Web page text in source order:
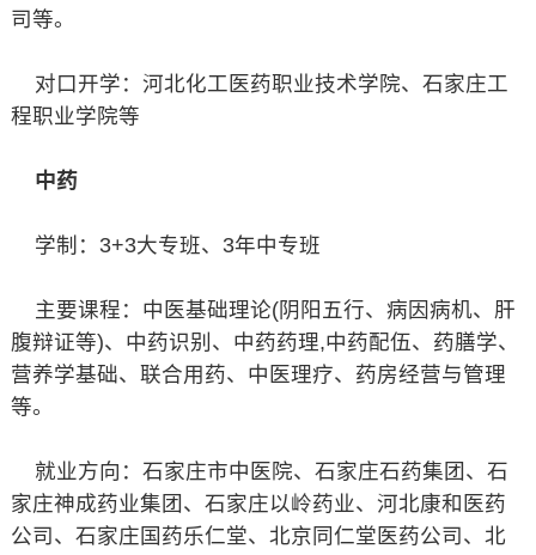
司等。
对口开学：河北化工医药职业技术学院、石家庄工
程职业学院等
中药
学制：3+3大专班、3年中专班
主要课程：中医基础理论(阴阳五行、病因病机、肝
腹辩证等)、中药识别、中药药理,中药配伍、药膳学、
营养学基础、联合用药、中医理疗、药房经营与管理
等。
就业方向：石家庄市中医院、石家庄石药集团、石
家庄神成药业集团、石家庄以岭药业、河北康和医药
公司、石家庄国药乐仁堂、北京同仁堂医药公司、北